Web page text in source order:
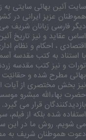
سایت آئین بهائی سایتی به
هموطنان عزیز ایرانی در
دیگر فارسی زبانان
اساس عقاید و نیز تاریخ
اقتصادی ، احکام و نظام
با استناد به کتب مقدسه
تورات و نیز کتب مقدسه
بهائی مطرح شده و حقانیّت
نیز بخش مختصری از آیات
حضرت بهاءالله مبشرو
بازدیدکنندگان قرار می
استفاده شده بلکه از
می شویم. روش ما در این
دعوت هموطنان شریف به